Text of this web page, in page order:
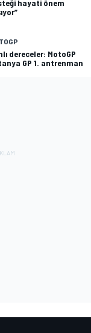
hayati önem
dereceler: MotoGP
GP 1. antrenman